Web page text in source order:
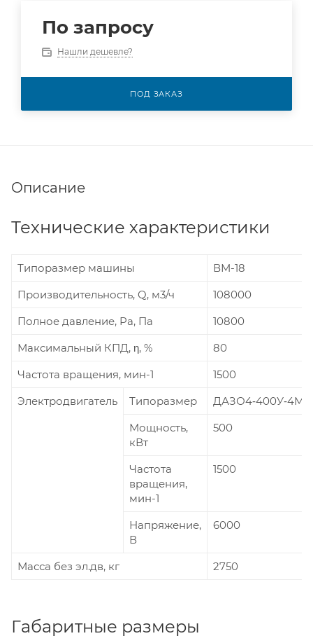
По запросу
Нашли дешевле?
ПОД ЗАКАЗ
Описание
Технические характеристики
Типоразмер машины
ВМ-18
Производительность, Q, м3/ч
108000
Полное давление, Pa, Па
10800
Максимальный КПД, η, %
80
Частота вращения, мин-1
1500
Электродвигатель
Типоразмер
Мощность,
кВт
500
Частота
вращения,
мин-1
1500
Напряжение,
В
6000
Масса без эл.дв, кг 2750
Габаритные размеры